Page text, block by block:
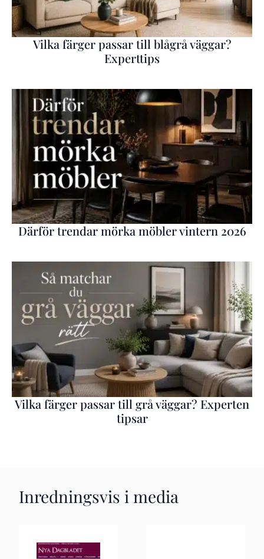
Vilka färger passar till blågrå väggar?
Experttips
Därför trendar mörka möbler vintern 2026
Vilka färger passar till grå väggar? Experten
tipsar
Inredningsvis i media